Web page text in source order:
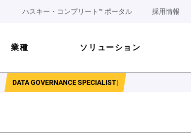
ハスキー・コンプリート™ ポータル 採用情報
業種 ソリューション
DATA GOVERNANCE SPECIALIST|